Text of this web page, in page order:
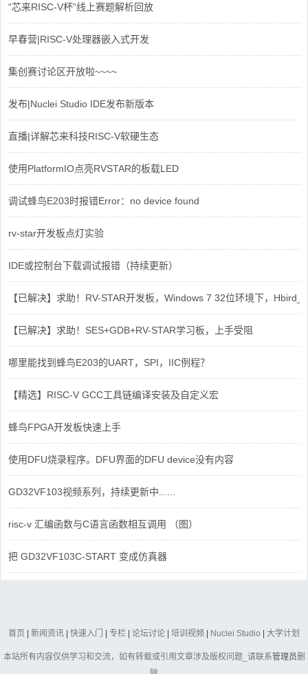
“芯来RISC-V杯”线上赛题解析回放
早春营|RISC-V处理器嵌入式开发
集创赛讨论区开放啦~~~~
发布|Nuclei Studio IDE发布新版本
直播|详解芯来科技RISC-V软硬生态
使用PlatformIO点亮RVSTAR的板载LED
调试蜂鸟E203时报错Error：no device found
rv-star开发板点灯实验
IDE或控制台下载调试报错（持续更新）
【已解决】求助！RV-STAR开发板，Windows 7 32位环境下，
【已解决】求助！SES+GDB+RV-STAR学习板，上手受阻
哪里能找到蜂鸟E203的UART，SPI，IIC例程？
【精选】RISC-V GCC工具链编译安装及自定义宏
蜂鸟FPGA开发板快速上手
使用DFU烧录程序。DFU界面的DFU device没有内容
GD32VF103视频系列，持续更新中......
risc-v 汇编函数与C语言函数相互调用 （图）
把 GD32VF103C-START 变成仿真器
首页 | 新闻资讯 | 快速入门 | 专栏 | 论坛讨论 | 培训视频 | Nuclei Studio | 大学计划
本站所有内容仅供学习和交流，如有转载或引用文章涉及版权问题_请联系管理员删